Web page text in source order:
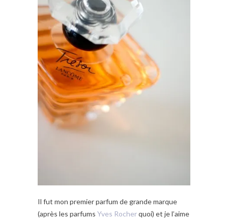
Il fut mon premier parfum de grande marque
(après les parfums Yves Rocherquoi) et je l’aime